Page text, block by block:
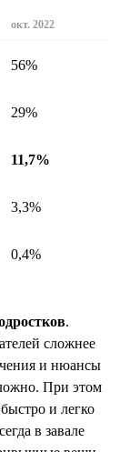
окт. 2022
56%
29%
11,7%
3,3%
0,4%
.
сложнее
и нюансы
При этом
и легко
в завале